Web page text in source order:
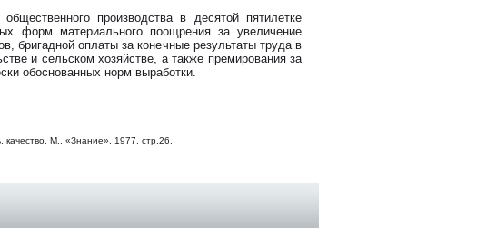
производства в десятой пятилетке
форм материального поощрения за увеличение
бригадной оплаты за конечные результаты труда в
и сельском хозяйстве, а также премирования за
обоснованных норм выработки.
М., «Знание», 1977. стр.26.